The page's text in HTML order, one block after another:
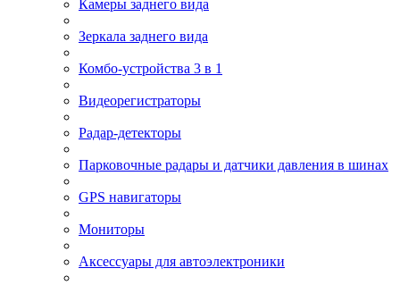
Камеры заднего вида
Зеркала заднего вида
Комбо-устройства 3 в 1
Видеорегистраторы
Радар-детекторы
Парковочные радары и датчики давления в шинах
GPS навигаторы
Мониторы
Аксессуары для автоэлектроники